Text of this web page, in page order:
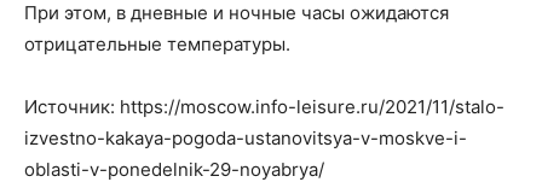
При этом, в дневные и ночные часы ожидаются
отрицательные температуры.
Источник: https://moscow.info-leisure.ru/2021/11/stalo-
izvestno-kakaya-pogoda-ustanovitsya-v-moskve-i-
oblasti-v-ponedelnik-29-noyabrya/